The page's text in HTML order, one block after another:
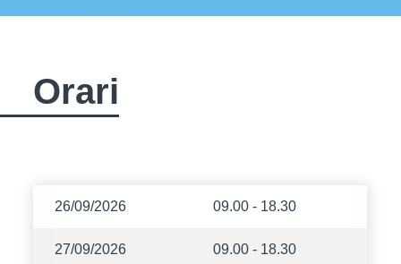
Orari
26/09/2026 09.00 - 18.30
27/09/2026 09.00 - 18.30